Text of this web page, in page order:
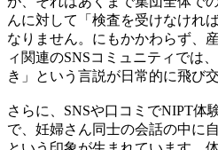
んに対して「検査を受けなけれ
なりません。にもかかわらず、
ィ関連のSNSコミュニティでは
き」という言説が日常的に飛び
さらに、SNSや口コミでNIPT体
で、妊婦さん同士の会話の中に